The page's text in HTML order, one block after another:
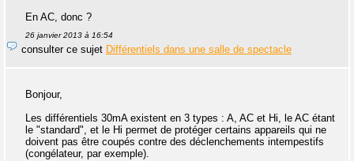
En AC, donc ?
26 janvier 2013 à 16:54
consulter ce sujet Différentiels dans une salle de spectacle
Bonjour,
Les différentiels 30mA existent en 3 types : A, AC et Hi, le AC étant
le "standard", et le Hi permet de protéger certains appareils qui ne
doivent pas être coupés contre des déclenchements intempestifs
(congélateur, par exemple).